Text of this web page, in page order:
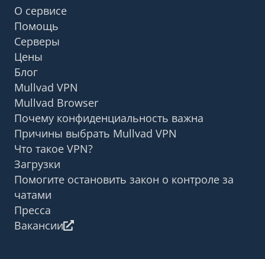
О сервисе
Помощь
Серверы
Цены
Блог
Mullvad VPN
Mullvad Browser
Почему конфиденциальность важна
Причины выбрать Mullvad VPN
Что такое VPN?
Загрузки
Помогите остановить закон о контроле за
чатами
Пресса
Вакансии